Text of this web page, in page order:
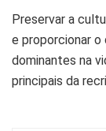
Preservar a
e proporcionar
dominantes na
principais da